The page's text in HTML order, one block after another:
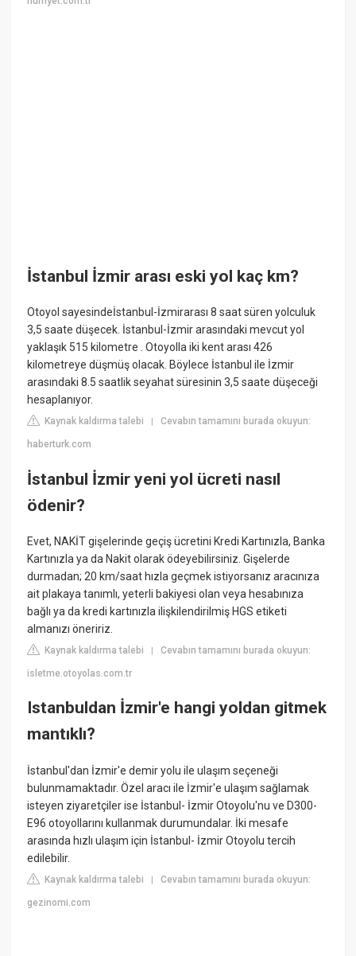
İstanbul İzmir arası eski yol kaç km?
Otoyol sayesindeİstanbul-İzmirarası 8 saat süren yolculuk
3,5 saate düşecek. İstanbul-İzmir arasındaki mevcut yol
yaklaşık 515 kilometre . Otoyolla iki kent arası 426
kilometreye düşmüş olacak. Böylece İstanbul ile İzmir
arasındaki 8.5 saatlik seyahat süresinin 3,5 saate düşeceği
hesaplanıyor.
Kaynak kaldırma talebi |Cevabın tamamını burada okuyun:
haberturk.com
İstanbul İzmir yeni yol ücreti nasıl
ödenir?
Evet, NAKİT gişelerinde geçiş ücretini Kredi Kartınızla, Banka
Kartınızla ya da Nakit olarak ödeyebilirsiniz. Gişelerde
durmadan; 20 km/saat hızla geçmek istiyorsanız aracınıza
ait plakaya tanımlı, yeterli bakiyesi olan veya hesabınıza
bağlı ya da kredi kartınızla ilişkilendirilmiş HGS etiketi
almanızı öneririz.
Kaynak kaldırma talebi |Cevabın tamamını burada okuyun:
isletme.otoyolas.com.tr
Istanbuldan İzmir'e hangi yoldan gitmek
mantıklı?
İstanbul'dan İzmir'e demir yolu ile ulaşım seçeneği
bulunmamaktadır. Özel aracı ile İzmir'e ulaşım sağlamak
isteyen ziyaretçiler ise İstanbul- İzmir Otoyolu'nu ve D300-
E96 otoyollarını kullanmak durumundalar. İki mesafe
arasında hızlı ulaşım için İstanbul- İzmir Otoyolu tercih
edilebilir.
Kaynak kaldırma talebi |Cevabın tamamını burada okuyun:
gezinomi.com